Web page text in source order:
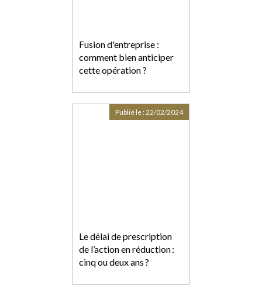
Fusion d'entreprise :
comment bien anticiper
cette opération ?
Le délai de prescription
de l’action en réduction :
cinq ou deux ans ?
Publié le :22/02/2024